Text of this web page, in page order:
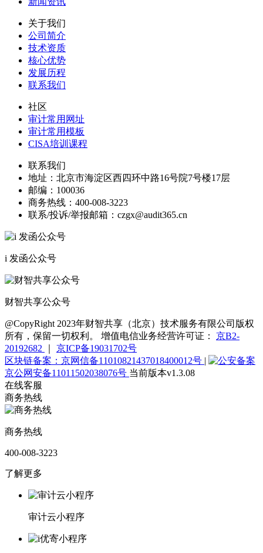
关于我们
公司简介
技术资质
核心优势
发展历程
联系我们
社区
审计常用网址
审计常用模板
CISA培训课程
联系我们
地址： 北京市海淀区西四环中路16号院7号楼17层
邮编： 100036
商务热线： 400-008-3223
联系/投诉/举报邮箱： czgx@audit365.cn
i 发函公众号
财智共享公众号
@CopyRight 2023年财智共享（北京）技术服务有限公司版权
所有，保留一切权利。 增值电信业务经营许可证： 京B2-
20192682
京ICP备19031702号
区块链备案：京网信备11010821437018400012号 |
京公网安备11011502038076号 当前版本v1.3.08
在线客服
商务热线
商务热线
400-008-3223
了解更多
审计云小程序